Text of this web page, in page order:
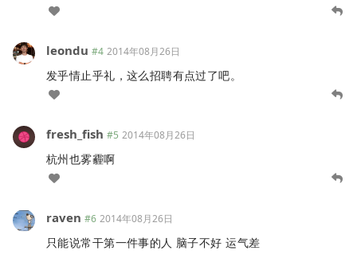
leondu #4 2014年08月26日
发乎情止乎礼，这么招聘有点过了吧。
fresh_fish #5 2014年08月26日
杭州也雾霾啊
raven #6 2014年08月26日
只能说常干第一件事的人 脑子不好 运气差